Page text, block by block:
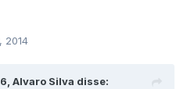
2014
Alvaro Silva disse: